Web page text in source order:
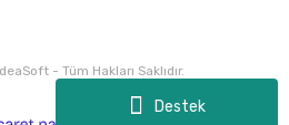
Destek
- Tüm Hakları Saklıdır.